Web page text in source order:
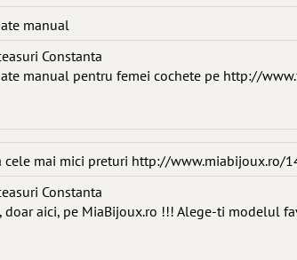
manual
Constanta
manual pentru femei cochete pe http://
cele mai mici preturi http://www.miabijoux.ro/
Constanta
doar aici, pe MiaBijoux.ro !!! Alege-ti modelul